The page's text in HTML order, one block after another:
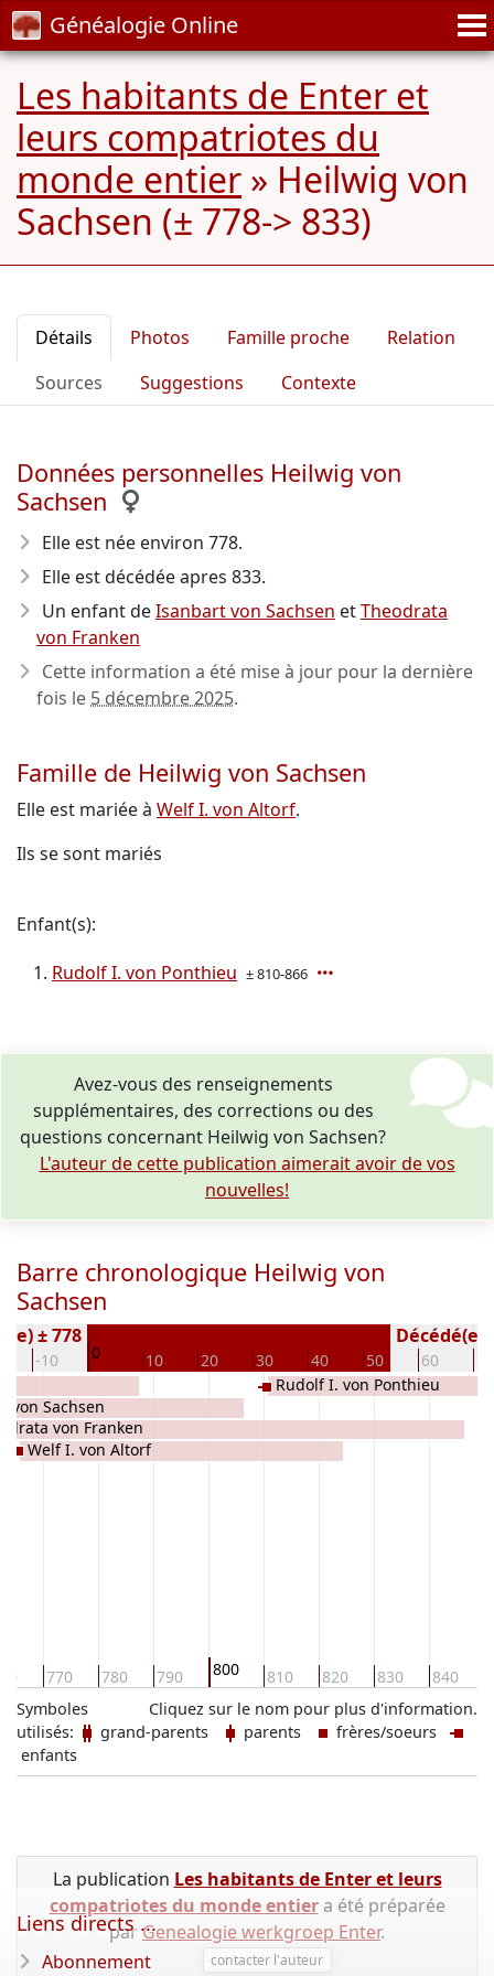
Généalogie Online
Les habitants de Enter et
leurs compatriotes du
monde entier » Heilwig von
Sachsen (± 778-> 833)
Détails Photos Famille proche
Relation
Sources
Suggestions Contexte
Données personnelles Heilwig von
Sachsen
Elle est née environ 778.
Elle est décédée apres 833.
Un enfant deIsanbart von Sachsen etTheodrata
von Franken
Cette information a été mise à jour pour la dernière
fois le 5 décembre 2025.
Famille de Heilwig von Sachsen
Elle est mariée à Welf I. von Altorf.
Ils se sont mariés
Enfant(s):
Rudolf I. von Ponthieu ± 810-866
Avez-vous des renseignements
supplémentaires, des corrections ou des
questions concernant Heilwig von Sachsen?
L'auteur de cette publication aimerait avoir de vos
nouvelles!
Barre chronologique Heilwig von
Sachsen
-10 0 10 20 30 40 50 60 70
± 778 Décédé(e /
770 780 790 800 810 820 830 840
von Sachsen
von Franken
Welf I. von Altorf
Rudolf I. von Ponthieu
Cliquez sur le nom pour plus d'information.
Symboles
utilisés:
grand-parents parents
frères/soeurs
enfants
La publication Les habitants de Enter et leurs
compatriotes du monde entiera été préparée
parGenealogie werkgroep Enter.
contacter l'auteur
Liens directs ...
Abonnement